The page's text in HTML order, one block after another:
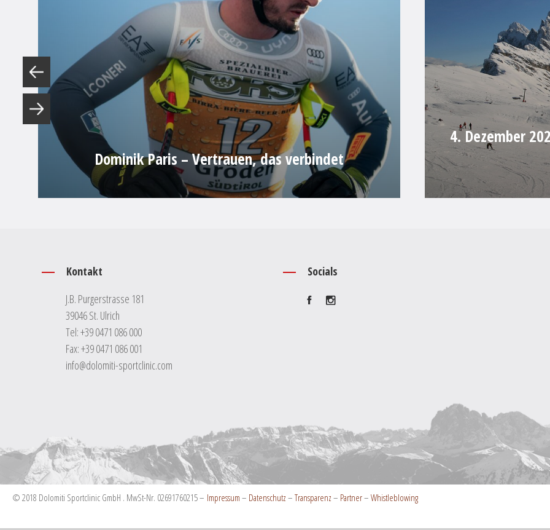
Dominik Paris – Vertrauen, das verbindet
4. Dezember
Kontakt
J.B. Purgerstrasse 181
39046 St. Ulrich
Tel:+39 0471 086 000
Fax: +39 0471 086 001
info@dolomiti-sportclinic.com
Socials
© 2018 Dolomiti Sportclinic GmbH . MwSt-Nr. 02691760215 – Impressum – Datenschutz – Transparenz – Partner– Whistleblowing